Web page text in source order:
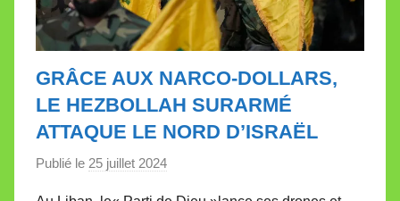
GRÂCE AUX NARCO-DOLLARS,
LE HEZBOLLAH SURARMÉ
ATTAQUE LE NORD D’ISRAËL
Publié le 25 juillet 2024